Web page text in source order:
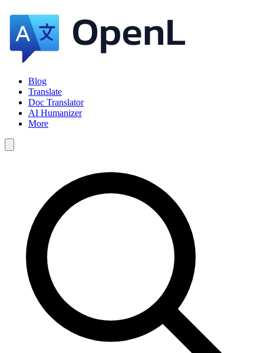
Blog
Translate
Doc Translator
AI Humanizer
More